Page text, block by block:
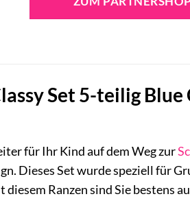
Set 5-teilig
für Ihr Kind auf dem Weg zur
Dieses Set wurde speziell für
diesem Ranzen sind Sie bestens